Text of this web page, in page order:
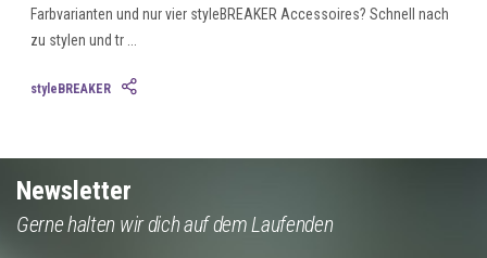
Farbvarianten und nur vier styleBREAKER Accessoires? Schnell nach
zu stylen und tr ...
styleBREAKER
Newsletter
Gerne halten wir dich auf dem Laufenden